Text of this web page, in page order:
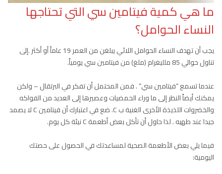
ما هي كمية فيتامين سي التي تحتاجها
النساء الحوامل؟
يجب أن تهدف النساء الحوامل اللائي يبلغن من العمر 19 عاماً أو أكثر .إلى
تناول حوالي 85 ملليغرام (ملغ) من فيتامين سي يومياً.
عندما تسمع “فيتامين سي” . فمن المحتمل أن تفكر في البرتقال – ولكن
يمكنك أيضاً النظر إلى ما وراء الحمضيات وعصيرها إلى العديد من الفواكه
والخضروات اللذيذة الأخرى الغنية ب C. ضع في اعتبارك أن فيتامين C لا يصمد
جيدا عند طهيه . لذا حاول أن تأكل بعض أطعمة C نيئة كل يوم.
فيما يلي بعض الأطعمة الصحية لمساعدتك في الحصول على حصتك
اليومية: